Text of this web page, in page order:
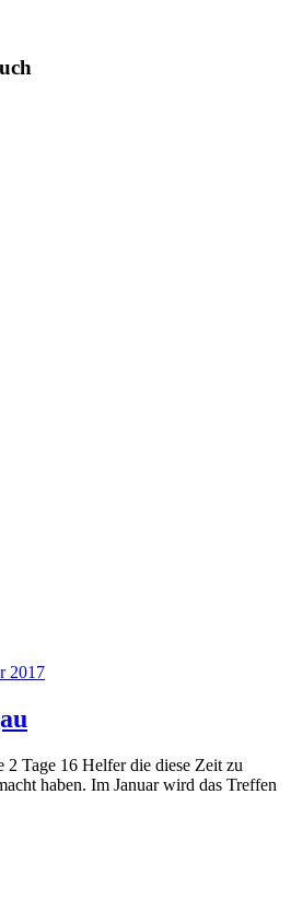
2017
2 Tage 16 Helfer die diese Zeit zu
haben. Im Januar wird das Treffen